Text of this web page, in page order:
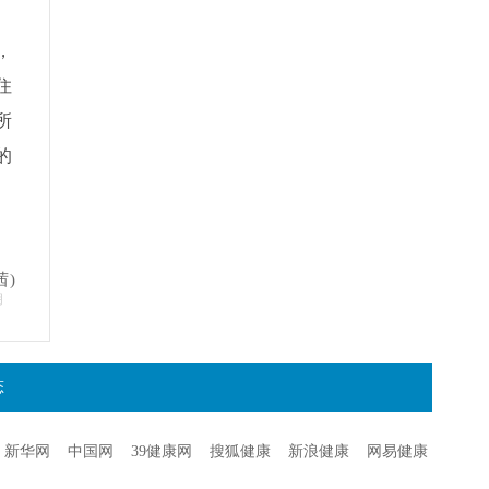
)
新华网 中国网 39健康网 搜狐健康 新浪健康
网易健康